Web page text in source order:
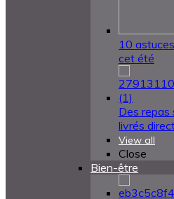
10
cet été
Des repas
livrés
View all
Close
Bien-être